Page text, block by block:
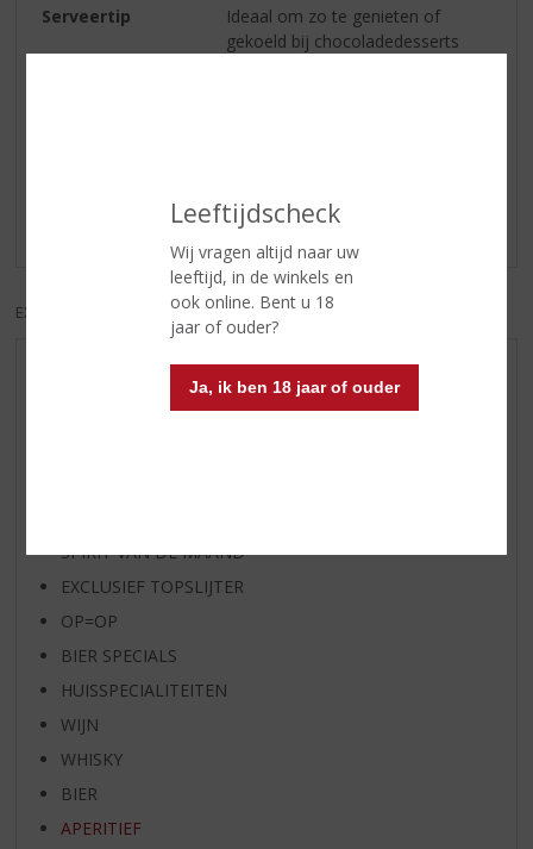
Leeftijdscheck
Wij vragen altijd naar uw
leeftijd, in de winkels en
ook online. Bent u 18
jaar of ouder?
Ja, ik ben 18 jaar of ouder
Serveertip
Ideaal om zo te genieten of
gekoeld bij chocoladedesserts
Er zijn nog geen reviews geplaatst voor dit product
EXCL. BTW INCL. BTW
WIJN VAN DE MAAND
SPIRIT VAN DE MAAND
EXCLUSIEF TOPSLIJTER
OP=OP
BIER SPECIALS
HUISSPECIALITEITEN
WIJN
WHISKY
BIER
APERITIEF